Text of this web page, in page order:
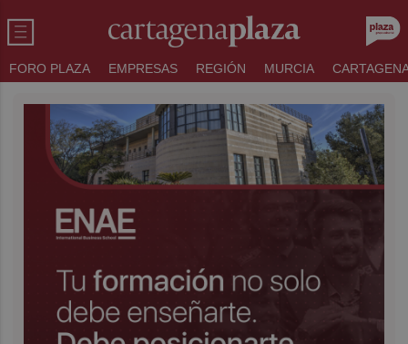
FORO PLAZA EMPRESAS REGIÓN MURCIA